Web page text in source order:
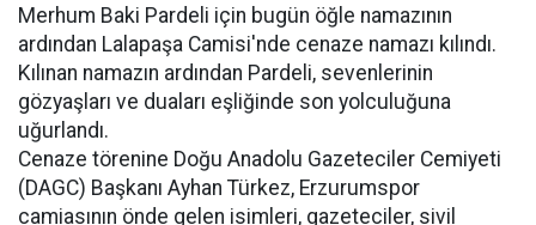
Merhum Baki Pardeli için bugün öğle namazının
ardından Lalapaşa Camisi'nde cenaze namazı kılındı.
Kılınan namazın ardından Pardeli, sevenlerinin
gözyaşları ve duaları eşliğinde son yolculuğuna
uğurlandı.
Cenaze törenine Doğu Anadolu Gazeteciler Cemiyeti
(DAGC) Başkanı Ayhan Türkez, Erzurumspor
camiasının önde gelen isimleri, gazeteciler, sivil